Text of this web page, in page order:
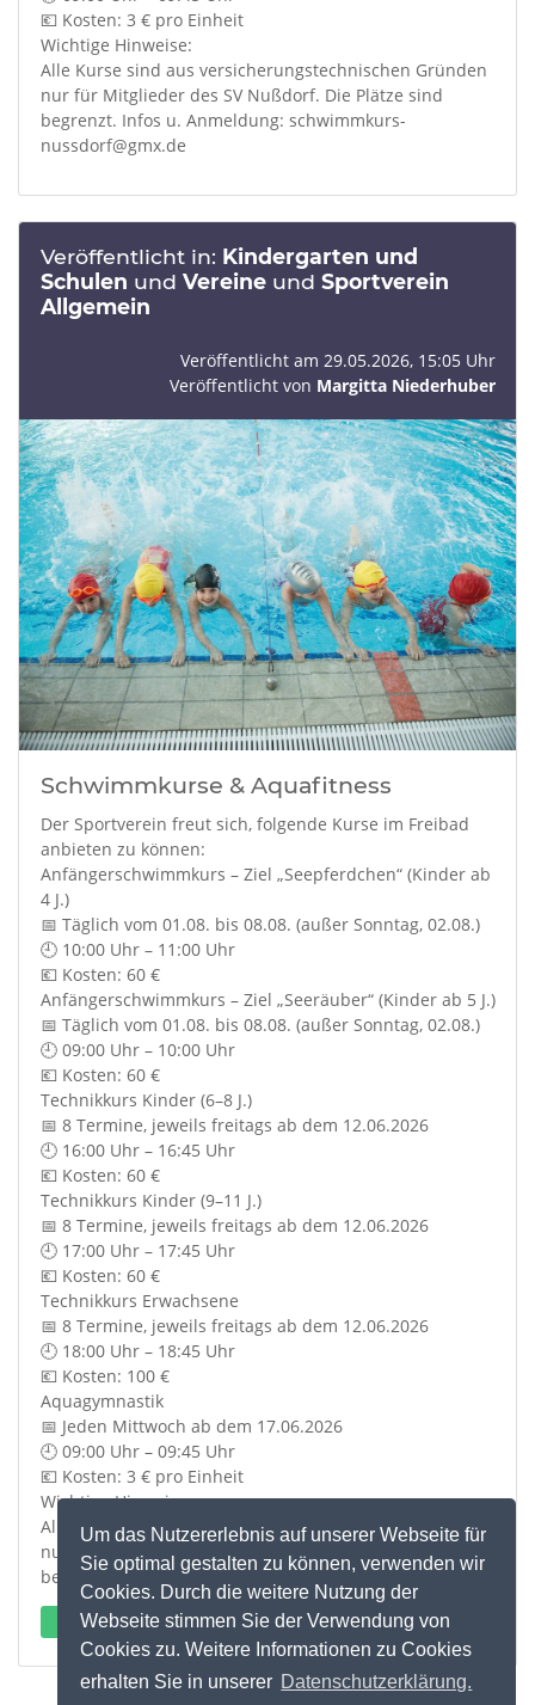
Um das Nutzererlebnis auf unserer Webseite für
Sie optimal gestalten zu können, verwenden wir
Cookies. Durch die weitere Nutzung der
Webseite stimmen Sie der Verwendung von
Cookies zu. Weitere Informationen zu Cookies
erhalten Sie in unserer Datenschutzerklärung.
💶 Kosten: 3 € pro Einheit
Wichtige Hinweise:
Alle Kurse sind aus versicherungstechnischen Gründen
nur für Mitglieder des SV Nußdorf. Die Plätze sind
begrenzt. Infos u. Anmeldung: schwimmkurs-
nussdorf@gmx.de
Veröffentlicht in: Kindergarten und
Schulen und Vereine und Sportverein
Allgemein
Veröffentlicht am 29.05.2026, 15:05 Uhr
Veröffentlicht von Margitta Niederhuber
Schwimmkurse & Aquafitness
Der Sportverein freut sich, folgende Kurse im Freibad
anbieten zu können:
Anfängerschwimmkurs – Ziel „Seepferdchen“ (Kinder ab
4 J.)
📅 Täglich vom 01.08. bis 08.08. (außer Sonntag, 02.08.)
🕘 10:00 Uhr – 11:00 Uhr
💶 Kosten: 60 €
Anfängerschwimmkurs – Ziel „Seeräuber“ (Kinder ab 5 J.)
📅 Täglich vom 01.08. bis 08.08. (außer Sonntag, 02.08.)
🕘 09:00 Uhr – 10:00 Uhr
💶 Kosten: 60 €
Technikkurs Kinder (6–8 J.)
📅 8 Termine, jeweils freitags ab dem 12.06.2026
🕘 16:00 Uhr – 16:45 Uhr
💶 Kosten: 60 €
Technikkurs Kinder (9–11 J.)
📅 8 Termine, jeweils freitags ab dem 12.06.2026
🕘 17:00 Uhr – 17:45 Uhr
💶 Kosten: 60 €
Technikkurs Erwachsene
📅 8 Termine, jeweils freitags ab dem 12.06.2026
🕘 18:00 Uhr – 18:45 Uhr
💶 Kosten: 100 €
Aquagymnastik
📅 Jeden Mittwoch ab dem 17.06.2026
🕘 09:00 Uhr – 09:45 Uhr
💶 Kosten: 3 € pro Einheit
Wichtige Hinweise:
Alle Kurse sind aus versicherungstechnischen Gründen
nur für Mitglieder des SV Nußdorf. Die Plätze sind
begrenzt. Fragen und Anmeldung unter dem Link.
Externen Link öffnen